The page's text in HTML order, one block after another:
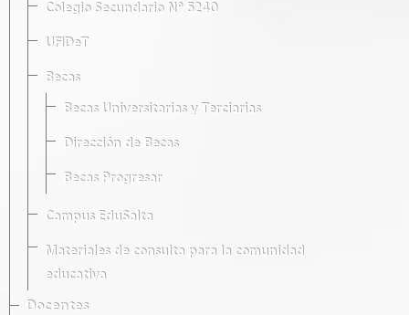
Colegio Secundario Nº 5240
UFIDeT
Becas
Becas Universitarias y Terciarias
Dirección de Becas
Becas Progresar
Campus EduSalta
Materiales de consulta para la comunidad
educativa
Docentes